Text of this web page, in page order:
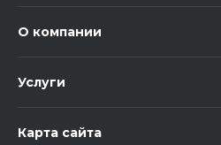
О компании
Услуги
Карта сайта